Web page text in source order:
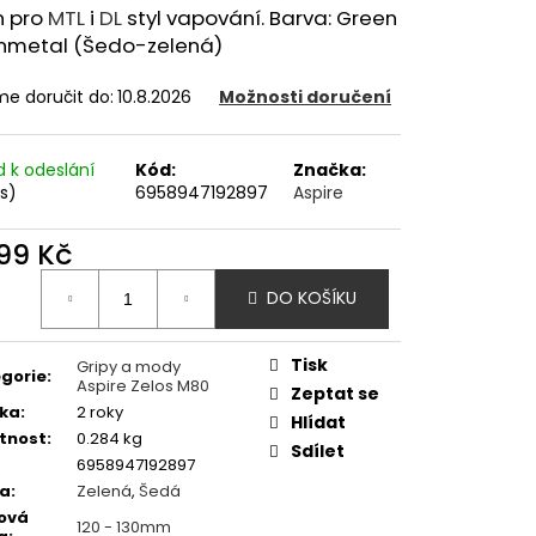
pro MTL i DL styl vapování. Barva: Green
(Šedo-zelená)
doručit do: 10.8.2026 Možnosti doručení
k odeslání
Kód:
6958947192897
Značka:
Aspire
Kč
DO KOŠÍKU
:
Gripy a mody
Aspire Zelos M80
:
2 roky
:
0.284 kg
6958947192897
: Zelená, Šedá
120 - 130mm
Tisk
Zeptat se
Hlídat
Sdílet
- PŘEDNAPLNĚNÁ
- 20MG -